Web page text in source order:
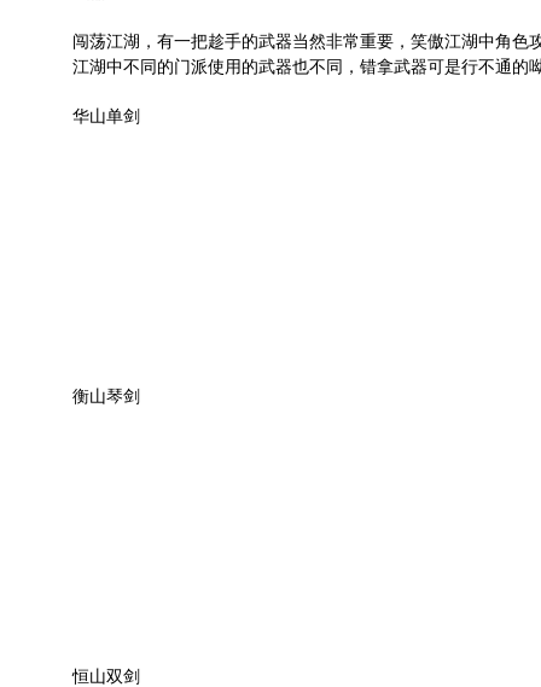
闯荡江湖，有一把趁手的武器当然非常重要，笑傲江湖中角
江湖中不同的门派使用的武器也不同，错拿武器可是行不通的
华山单剑
衡山琴剑
恒山双剑